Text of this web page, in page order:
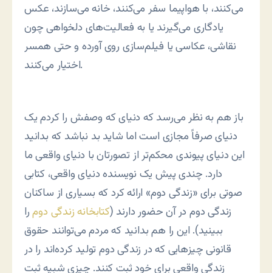
می‌کنند، با هواپیما سفر می‌کنند، خانه می‌سازند، عکس
یادگاری می‌گیرند یا به فعالیت‌های دلخواهی چون
نقاشی، عکاسی یا فیلم‌سازی روی آورده و حتی همسر
اختیار می‌کنند.
باز هم به نظر می‌رسد که دنیای که وصفش را کردم یک
دنیای صرفاً مجازی است اما شاید بد نباشد که بدانید
این دنیای پیوندی محکم‌تر از تصورتان با دنیای واقعی ما
دارد. چندی پیش یک نویسنده دنیای واقعی، کتابی
صوتی برای «زندگی دوم» ارائه کرد که بسیاری از ساکنان
زندگی دوم در آن حضور دارند (کتابخانه زندگی دومرا
ببینید). این را هم بدانید که مردم می‌توانند حقوق
قانونی چیزهایی که در زندگی دوم تولید کرده‌اند را در
زندگی واقعی برای خود ثبت کنند. چیزی شبیه ثبت